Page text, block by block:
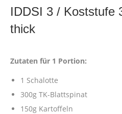
IDDSI 3 / Koststufe
thick
Zutaten für 1 Portion:
1 Schalotte
300g TK-Blattspinat
150g Kartoffeln